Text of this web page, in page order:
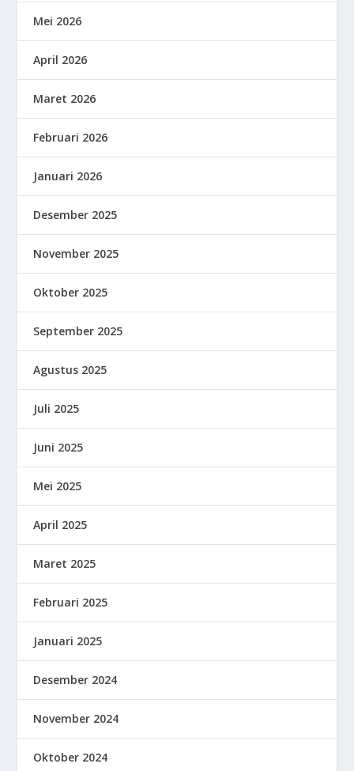
Mei 2026
April 2026
Maret 2026
Februari 2026
Januari 2026
Desember 2025
November 2025
Oktober 2025
September 2025
Agustus 2025
Juli 2025
Juni 2025
Mei 2025
April 2025
Maret 2025
Februari 2025
Januari 2025
Desember 2024
November 2024
Oktober 2024